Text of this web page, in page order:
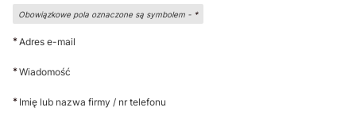
Obowiązkowe pola oznaczone są symbolem - *
*Adres e-mail
*Wiadomość
* Imię lub nazwa firmy / nr telefonu